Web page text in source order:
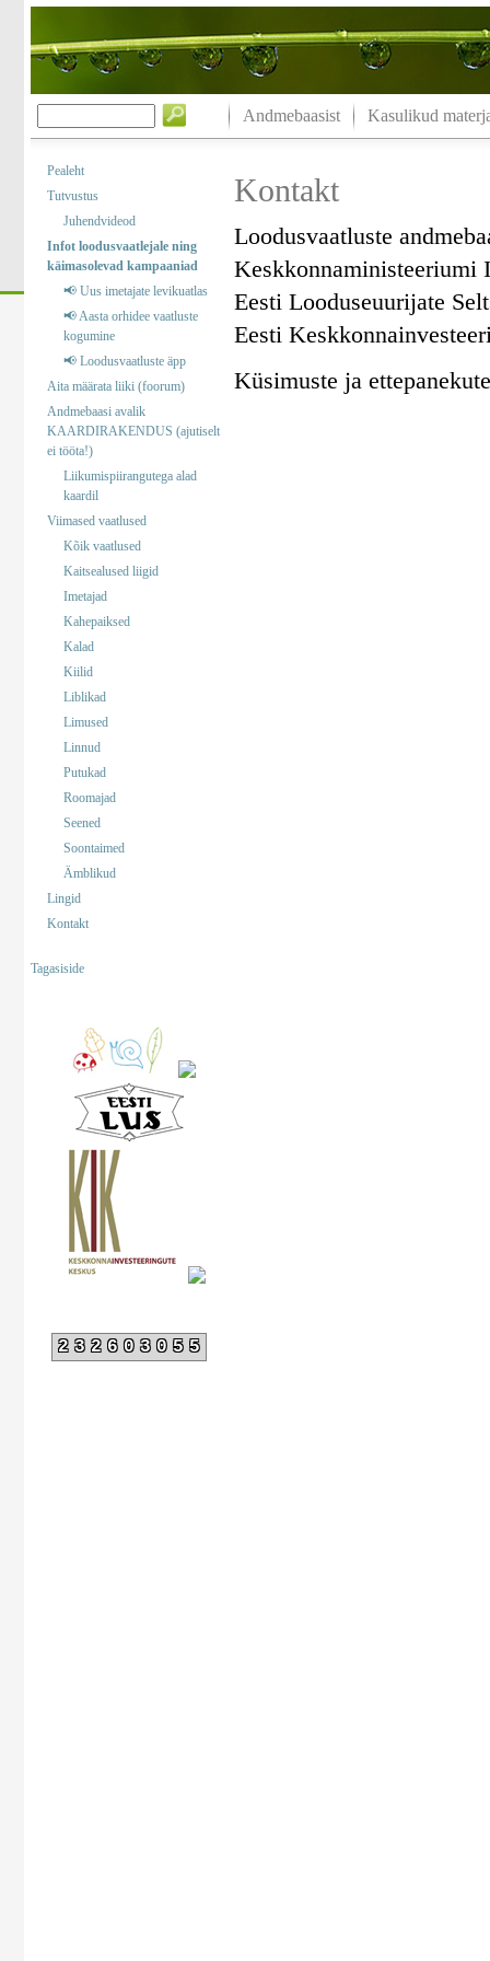
Andmebaasist Kasulikud
Pealeht
Tutvustus
Juhendvideod
Infot loodusvaatlejale ning
käimasolevad kampaaniad
📢 Uus imetajate levikuatlas
📢 Aasta orhidee vaatluste
kogumine
📢 Loodusvaatluste äpp
Aita määrata liiki (foorum)
Andmebaasi avalik
KAARDIRAKENDUS (ajutiselt
ei tööta!)
Liikumispiirangutega alad
kaardil
Viimased vaatlused
Kõik vaatlused
Kaitsealused liigid
Imetajad
Kahepaiksed
Kalad
Kiilid
Liblikad
Limused
Linnud
Putukad
Roomajad
Seened
Soontaimed
Ämblikud
Lingid
Kontakt
Tagasiside
232603055
Kontakt
Loodusvaatluste
Keskkonnaministeeriumi
Eesti Looduseuurijate
Eesti
Küsimuste ja